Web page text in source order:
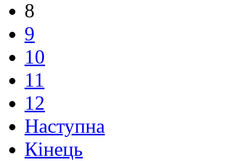
8
9
10
11
12
Наступна
Кінець